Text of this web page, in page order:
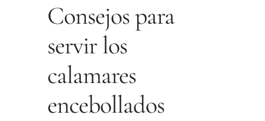
Consejos para
servir los
calamares
encebollados